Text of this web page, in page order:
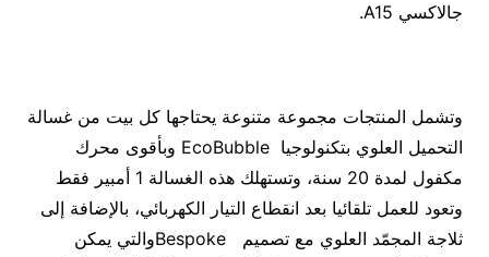
جالاكسي A15.
وتشمل المنتجات مجموعة متنوعة يحتاجها كل بيت من غسالة
التحميل العلوي بتكنولوجيا EcoBubble وبأقوى محرك
مكفول لمدة 20 سنة، وتستهلك هذه الغسالة 1 أمبير فقط
وتعود للعمل تلقائيا بعد انقطاع التيار الكهربائي، بالإضافة إلى
ثلاجة المجمّد العلوي مع تصميم Bespokeوالتي يمكن